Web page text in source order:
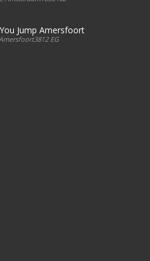
Jump Amersfoort
EG